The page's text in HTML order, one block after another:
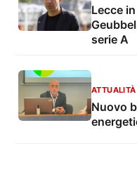
Lecce
serie A
ATTUALITÀ
Nuovo